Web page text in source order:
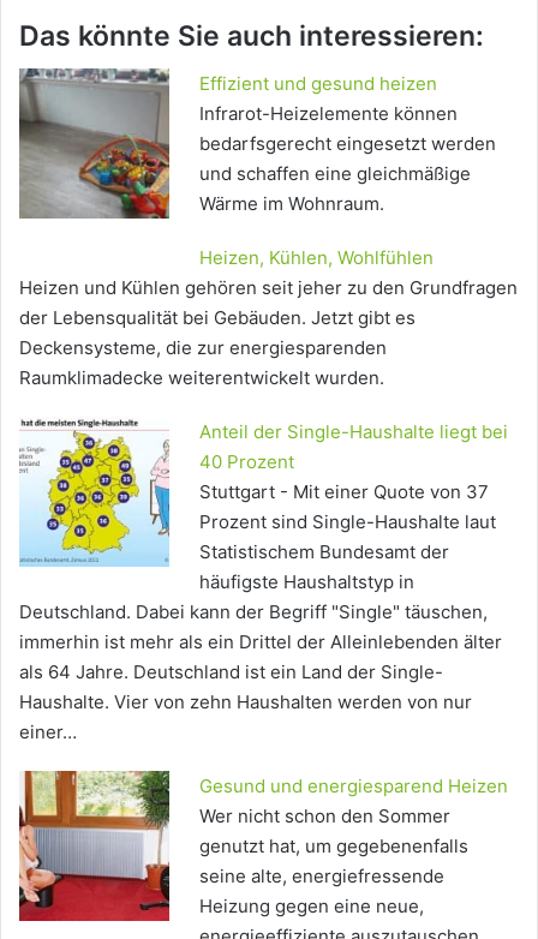
Das könnte Sie auch interessieren:
Effizient und gesund heizen
Infrarot-Heizelemente können
bedarfsgerecht eingesetzt werden
und schaffen eine gleichmäßige
Wärme im Wohnraum.
Heizen, Kühlen, Wohlfühlen
Heizen und Kühlen gehören seit jeher zu den Grundfragen
der Lebensqualität bei Gebäuden. Jetzt gibt es
Deckensysteme, die zur energiesparenden
Raumklimadecke weiterentwickelt wurden.
Anteil der Single-Haushalte liegt bei
40 Prozent
Stuttgart - Mit einer Quote von 37
Prozent sind Single-Haushalte laut
Statistischem Bundesamt der
häufigste Haushaltstyp in
Deutschland. Dabei kann der Begriff "Single" täuschen,
immerhin ist mehr als ein Drittel der Alleinlebenden älter
als 64 Jahre. Deutschland ist ein Land der Single-
Haushalte. Vier von zehn Haushalten werden von nur
einer…
Gesund und energiesparend Heizen
Wer nicht schon den Sommer
genutzt hat, um gegebenenfalls
seine alte, energiefressende
Heizung gegen eine neue,